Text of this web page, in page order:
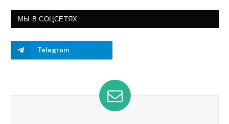
МЫ В СОЦСЕТЯХ
Telegram